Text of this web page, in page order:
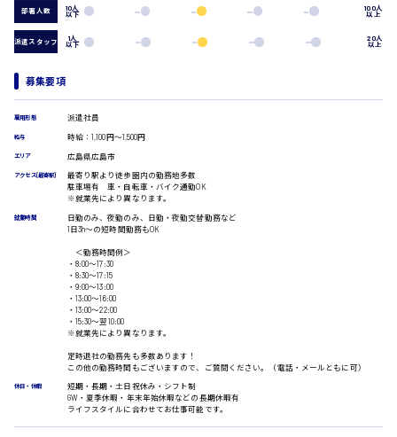
IT・クリエイティブ系
CADオペレーター
校正・編集
プログラマー
カスタマーエンジニア
販売・サービス・フード系
経営企画
ラウンダー営業
ルート営業
その他の専門職
自動車整備士
広島市安佐南区
広島市安芸区
部署人数 10人
以下
100人
以上
派遣スタッフ 1人
以下
20人
以上
募集要項
雇用形態 派遣社員
給与 時給：1,100円～1,500円
エリア 広島県広島市
アクセス(最寄駅)
最寄り駅より徒歩圏内の勤務地多数
駐車場有 車・自転車・バイク通勤OK
※就業先により異なります。
就業時間
日勤のみ、夜勤のみ、日勤・夜勤交替勤務など
1日3h〜の短時間勤務もOK
＜勤務時間例＞
・8:00〜17:30
・8:30〜17:15
・9:00〜13:00
・13:00〜16:00
・13:00〜22:00
・15:30〜翌10:00
※就業先により異なります。
定時退社の勤務先も多数あります！
この他の勤務時間もございますので、ご質問ください。（電話・メールともに可）
休日・休暇
短期・長期・土日祝休み・シフト制
GW・夏季休暇・年末年始休暇などの長期休暇有
ライフスタイルに合わせてお仕事可能です。